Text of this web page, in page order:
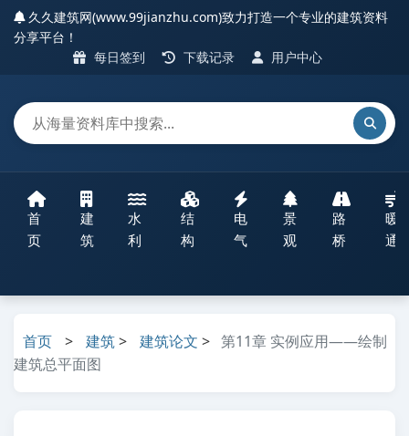
久久建筑网(www.99jianzhu.com)致力打造一个专业的建筑资料
分享平台！
每日签到
下载记录 用户中心
首
页
建
筑
水
利
结
构
电
气
景
观
路
桥
暖
通
首页 > 建筑> 建筑论文 > 第11章 实例应用——绘制
建筑总平面图